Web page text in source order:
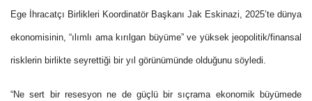
Ege İhracatçı Birlikleri Koordinatör Başkanı Jak Eskinazi, 2025’te dünya
ekonomisinin, “ılımlı ama kırılgan büyüme” ve yüksek jeopolitik/finansal
risklerin birlikte seyrettiği bir yıl görünümünde olduğunu söyledi.
“Ne sert bir resesyon ne de güçlü bir sıçrama ekonomik büyümede